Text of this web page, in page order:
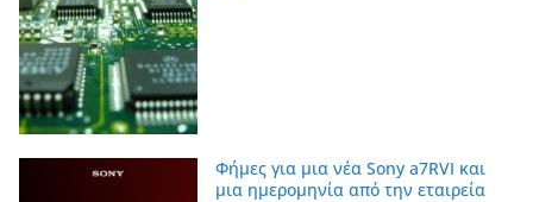
Φήμες για μια νέα Sony a7RVI και
μια ημερομηνία από την εταιρεία